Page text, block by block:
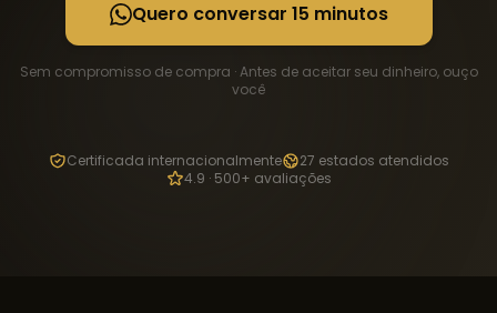
Quero conversar 15 minutos
Sem compromisso de compra · Antes de aceitar seu dinheiro, ouço
você
Certificada internacionalmente
27 estados atendidos
4.9 · 500+ avaliações